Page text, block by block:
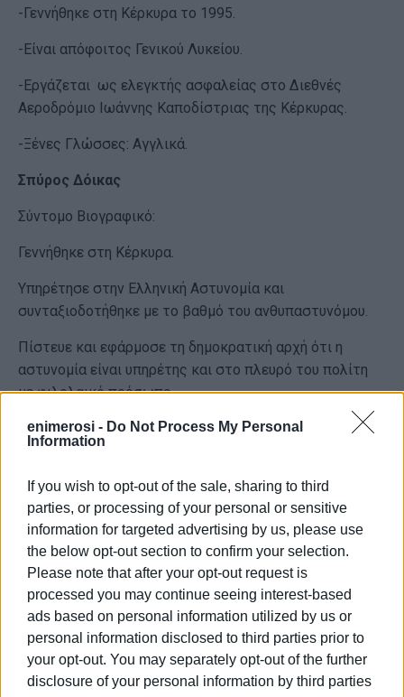
enimerosi - Do Not Process My Personal
Information
If you wish to opt-out of the sale, sharing to third
parties, or processing of your personal or sensitive
information for targeted advertising by us, please use
the below opt-out section to confirm your selection.
Please note that after your opt-out request is
processed you may continue seeing interest-based
ads based on personal information utilized by us or
personal information disclosed to third parties prior to
your opt-out. You may separately opt-out of the further
disclosure of your personal information by third parties
-Γεννήθηκε στη Κέρκυρα το 1995.
-Είναι απόφοιτος Γενικού Λυκείου.
-Εργάζεται ως ελεγκτής ασφαλείας στο Διεθνές
Αεροδρόμιο Ιωάννης Καποδίστριας της Κέρκυρας.
-Ξένες Γλώσσες: Αγγλικά.
Σπύρος Δόικας
Σύντομο Βιογραφικό:
Γεννήθηκε στη Κέρκυρα.
Υπηρέτησε στην Ελληνική Αστυνομία και
συνταξιοδοτήθηκε με το βαθμό του ανθυπαστυνόμου.
Πίστευε και εφάρμοσε τη δημοκρατική αρχή ότι η
αστυνομία είναι υπηρέτης και στο πλευρό του πολίτη
με φιλολαικό πρόσωπο.
Βοηθά το οικογενειακό παραδοσιακό εργαστήρι με
σφυρίδες στο Μάρμαρο που παράγει βιολογικό
μέταλλα, ιχνοστοιχεία, βιταμίνες με σφυρίδες και η
παραγωγή ελαιολάδου με καθίζηση
Εκλέκτηκε Πρόεδρος της Κοινότητας Μάρμαρου 2006-
2010,
-Εργάστηκε για την ίδρυση και αποπεράτωση του
Μουσείου Ελιάς στο Μάρμαρο,το οποίο τα τελευταία
χρόνια είναι κλειστό.